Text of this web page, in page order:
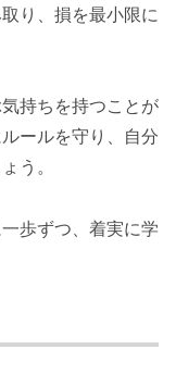
り、損を最小限に
持ちを持つことが
ールを守り、自分
う。
歩ずつ、着実に学